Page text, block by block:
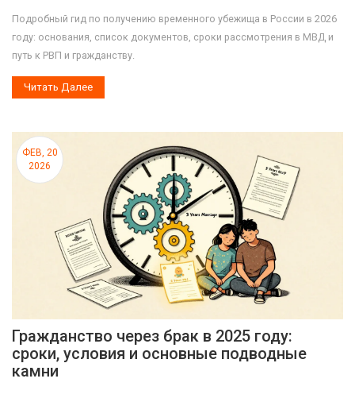
Подробный гид по получению временного убежища в России в 2026
году: основания, список документов, сроки рассмотрения в МВД и
путь к РВП и гражданству.
Читать Далее
ФЕВ, 20
2026
Гражданство через брак в 2025 году:
сроки, условия и основные подводные
камни